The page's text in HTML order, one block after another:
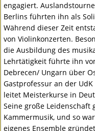
engagiert.
Berlins führten ihn als
Während dieser Zeit
von Violinkonzerten.
die Ausbildung des
Lehrtätigkeit führte ihn
Debrecen/ Ungarn über
Gastprofessur an der
leitet Meisterkurse in
Seine große
Kammermusik, und so
eigenes Ensemble